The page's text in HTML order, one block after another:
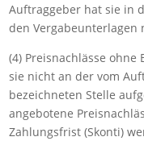
Auftraggeber hat sie in
den Vergabeunterlagen
(4) Preisnachlässe
sie nicht an der vom
bezeichneten Stelle
angebotene
Zahlungsfrist (Skonti)